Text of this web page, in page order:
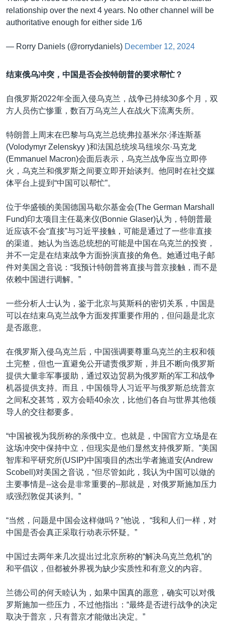
relationship over the next 4 years. No other channel will be
authoritative enough for either side 1/6
— Rorry Daniels (@rorrydaniels) December 12, 2024
结束俄乌冲突，中国是否会按特朗普的要求帮忙？
自俄罗斯2022年全面入侵乌克兰，战争已持续30多个月，双
方人员伤亡惨重，数百万乌克兰人在战火下流离失所。
特朗普上周末在巴黎与乌克兰总统弗拉基米尔·泽连斯基
(Volodymyr Zelenskyy )和法国总统埃马纽埃尔·马克龙
(Emmanuel Macron)会面后表示，乌克兰战争应当立即停
火，乌克兰和俄罗斯之间要立即开始谈判。他同时在社交媒
体平台上提到“中国可以帮忙”。
位于华盛顿的美国德国马歇尔基金会(The German Marshall
Fund)印太项目主任葛来仪(Bonnie Glaser)认为，特朗普最
近应该不会“直接”与习近平接触，可能是通过了一些非直接
的渠道。她认为当选总统想的可能是中国在乌克兰的投资，
并不一定是在结束战争方面扮演直接的角色。她通过电子邮
件对美国之音说：“我预计特朗普将直接与普京接触，而不是
依赖中国进行调解。”
一些分析人士认为，鉴于北京与莫斯科的密切关系，中国是
可以在结束乌克兰战争方面发挥重要作用的，但问题是北京
是否愿意。
在俄罗斯入侵乌克兰后，中国强调要尊重乌克兰的主权和领
土完整，但也一直避免公开谴责俄罗斯，并且不断向俄罗斯
提供大量非军事援助，通过双边贸易为俄罗斯的军工和战争
机器提供支持。而且，中国领导人习近平与俄罗斯总统普京
之间私交甚笃，双方会晤40余次，比他们各自与世界其他领
导人的交往都要多。
“中国被视为我所称的亲俄中立。也就是，中国官方立场是在
这场冲突中保持中立，但现实是他们显然支持俄罗斯。”美国
智库和平研究所(USIP)中国项目的杰出学者施道安(Andrew
Scobell)对美国之音说，“但尽管如此，我认为中国可以做的
主要事情是--这会是非常重要的--那就是，对俄罗斯施加压力
或强烈敦促其谈判。”
“当然，问题是中国会这样做吗？”他说， “我和人们一样，对
中国是否会真正采取行动表示怀疑。”
中国过去两年来几次提出过北京所称的“解决乌克兰危机”的
和平倡议，但都被外界视为缺少实质性和有意义的内容。
兰德公司的何天睦认为，如果中国真的愿意，确实可以对俄
罗斯施加一些压力，不过他指出：“最终是否进行战争的决定
取决于普京，只有普京才能做出决定。”